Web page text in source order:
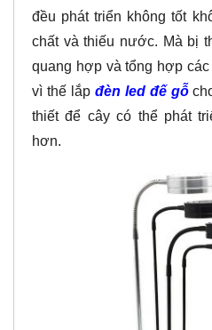
đều phát triển không tốt
chất và thiếu nước. Mà bị
quang hợp và tổng hợp
vì thế lắp đèn led đế gỗ
thiết để cây có thể phát
hơn.